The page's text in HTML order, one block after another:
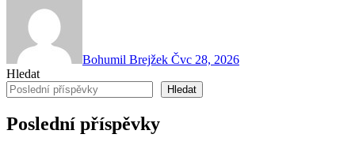
Bohumil Brejžek Čvc 28, 2026
Hledat
Hledat
Poslední příspěvky